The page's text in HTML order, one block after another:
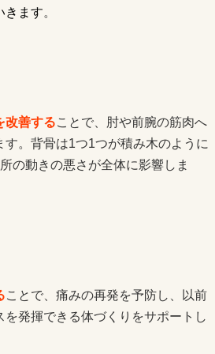
きます。
改善することで、肘や前腕の筋肉へ
。背骨は1つ1つが積み木のように
の動きの悪さが全体に影響しま
ことで、痛みの再発を予防し、以前
を発揮できる体づくりをサポートし